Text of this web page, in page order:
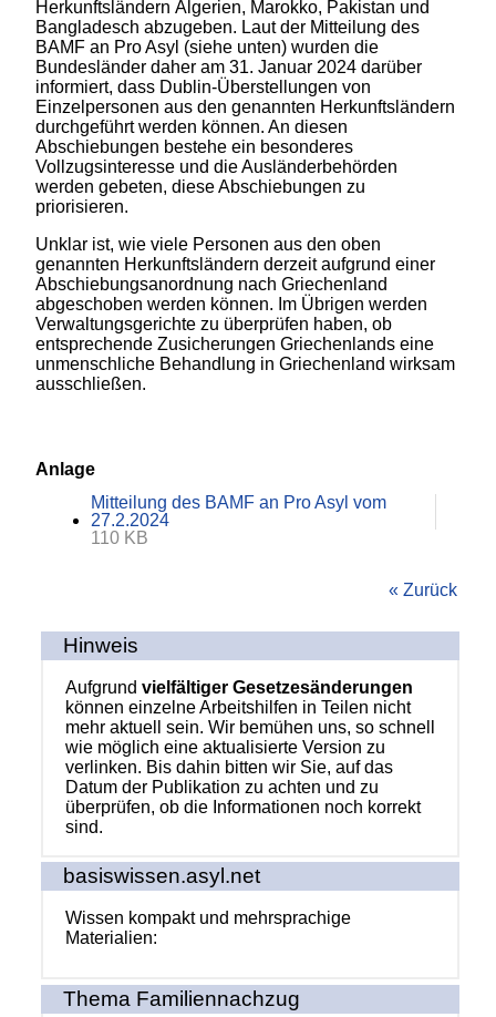
Herkunftsländern Algerien, Marokko, Pakistan und
Bangladesch abzugeben. Laut der Mitteilung des
BAMF an Pro Asyl (siehe unten) wurden die
Bundesländer daher am 31. Januar 2024 darüber
informiert, dass Dublin-Überstellungen von
Einzelpersonen aus den genannten Herkunftsländern
durchgeführt werden können. An diesen
Abschiebungen bestehe ein besonderes
Vollzugsinteresse und die Ausländerbehörden
werden gebeten, diese Abschiebungen zu
priorisieren.
Unklar ist, wie viele Personen aus den oben
genannten Herkunftsländern derzeit aufgrund einer
Abschiebungsanordnung nach Griechenland
abgeschoben werden können. Im Übrigen werden
Verwaltungsgerichte zu überprüfen haben, ob
entsprechende Zusicherungen Griechenlands eine
unmenschliche Behandlung in Griechenland wirksam
ausschließen.
Anlage
Mitteilung des BAMF an Pro Asyl vom
27.2.2024
110 KB
« Zurück
Hinweis
Aufgrund vielfältiger Gesetzesänderungen
können einzelne Arbeitshilfen in Teilen nicht
mehr aktuell sein. Wir bemühen uns, so schnell
wie möglich eine aktualisierte Version zu
verlinken. Bis dahin bitten wir Sie, auf das
Datum der Publikation zu achten und zu
überprüfen, ob die Informationen noch korrekt
sind.
basiswissen.asyl.net
Wissen kompakt und mehrsprachige
Materialien:
Thema Familiennachzug